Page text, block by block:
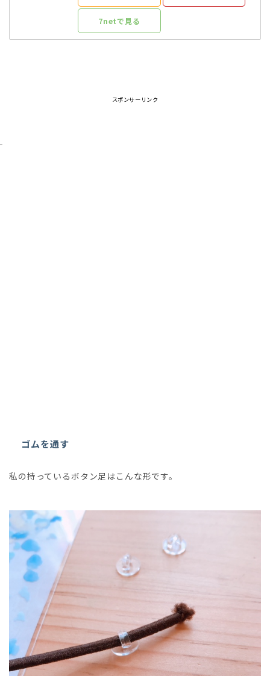
7netで見る
スポンサーリンク
ゴムを通す
私の持っているボタン足はこんな形です。